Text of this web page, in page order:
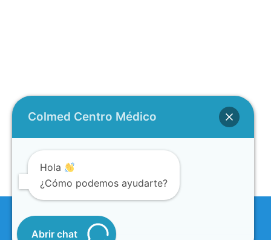
Colmed Centro Médico
Hola
¿Cómo podemos ayudarte?
Abrir chat